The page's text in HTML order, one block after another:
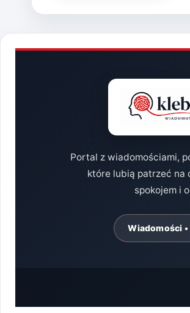
BIEGÓW?
Portal z wiadomościami,
które lubią patrzeć na
spokojem i
Wiadomości